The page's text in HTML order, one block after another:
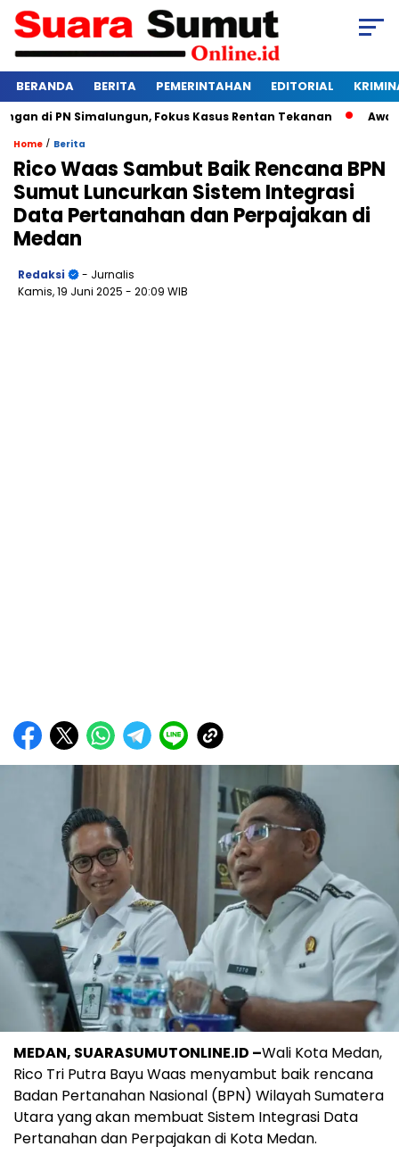
BERANDA BERITA PEMERINTAHAN EDITORIAL
PN Simalungun, Fokus Kasus Rentan Tekanan Awas
Home / Berita
Rico Waas Sambut Baik Rencana BPN
Sumut Luncurkan Sistem Integrasi
Data Pertanahan dan Perpajakan di
Medan
Redaksi
- Jurnalis
Kamis, 19 Juni 2025 - 20:09 WIB
MEDAN, SUARASUMUTONLINE.ID –Wali Kota Medan,
Rico Tri Putra Bayu Waas menyambut baik rencana
Badan Pertanahan Nasional (BPN) Wilayah Sumatera
Utara yang akan membuat Sistem Integrasi Data
Pertanahan dan Perpajakan di Kota Medan.